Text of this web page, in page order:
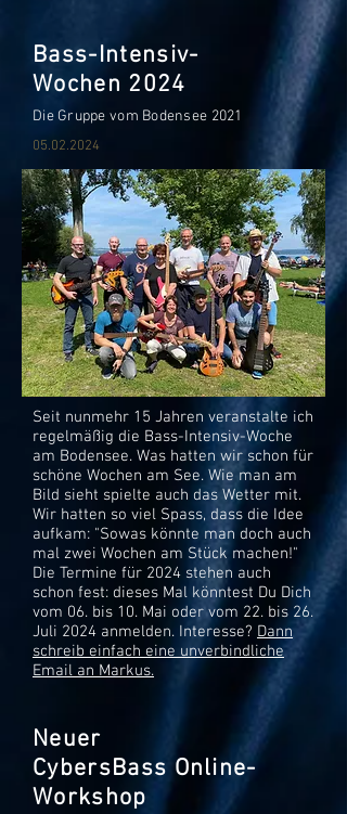
Bass-Intensiv-
Wochen 2024
Die Gruppe vom Bodensee 2021
05.02.2024
Seit nunmehr 15 Jahren veranstalte ich
regelmäßig die Bass-Intensiv-Woche
am Bodensee. Was hatten wir schon für
schöne Wochen am See. Wie man am
Bild sieht spielte auch das Wetter mit.
Wir hatten so viel Spass, dass die Idee
aufkam: "Sowas könnte man doch auch
mal zwei Wochen am Stück machen!"
Die Termine für 2024 stehen auch
schon fest: dieses Mal könntest Du Dich
vom 06. bis 10. Mai oder vom 22. bis 26.
Juli 2024 anmelden. Interesse? Dann
schreib einfach eine unverbindliche
Email an Markus.
Neuer
CybersBass Online-
Workshop